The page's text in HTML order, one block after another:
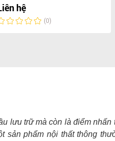
hệ
(0)
lưu trữ mà còn là điểm nhấn
sản phẩm nội thất thông